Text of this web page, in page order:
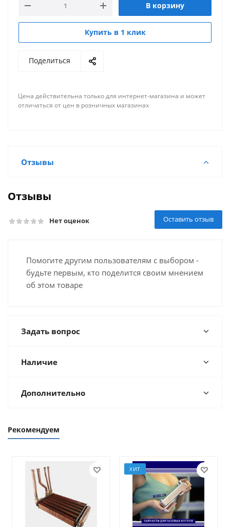
В корзину
Купить в 1 клик
Поделиться
Цена действительна только для интернет-магазина и может
отличаться от цен в розничных магазинах
Отзывы
Отзывы
Нет оценок Оставить отзыв
Помогите другим пользователям с выбором -
будьте первым, кто поделится своим мнением
об этом товаре
Задать вопрос
Наличие
Дополнительно
Рекомендуем
ХИТ